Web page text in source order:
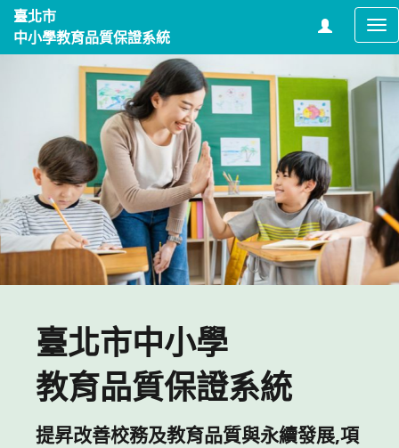
臺北市
中小學教育品質保證系統
臺北市中小學
教育品質保證系統
提昇改善校務及教育品質與永續發展,項